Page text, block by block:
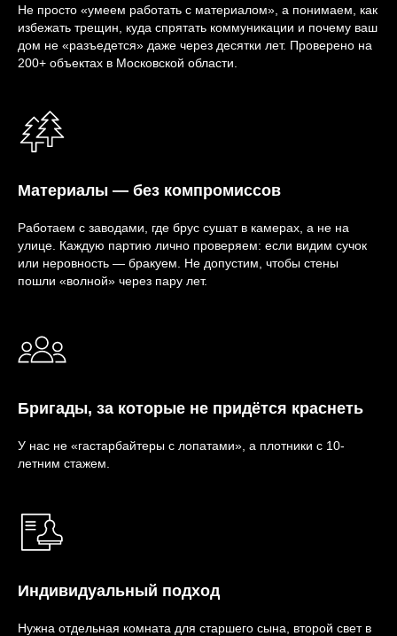
Не просто «умеем работать с материалом», а понимаем, как
избежать трещин, куда спрятать коммуникации и почему ваш
дом не «разъедется» даже через десятки лет. Проверено на
200+ объектах в Московской области.
Материалы — без компромиссов
Работаем с заводами, где брус сушат в камерах, а не на
улице. Каждую партию лично проверяем: если видим сучок
или неровность — бракуем. Не допустим, чтобы стены
пошли «волной» через пару лет.
Бригады, за которые не придётся краснеть
У нас не «гастарбайтеры с лопатами», а плотники с 10-
летним стажем.
Индивидуальный подход
Нужна отдельная комната для старшего сына, второй свет в